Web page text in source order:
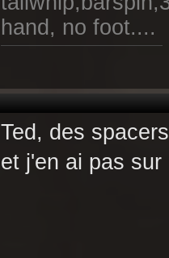
hand, no foot....
Ted, des
et j'en ai pas